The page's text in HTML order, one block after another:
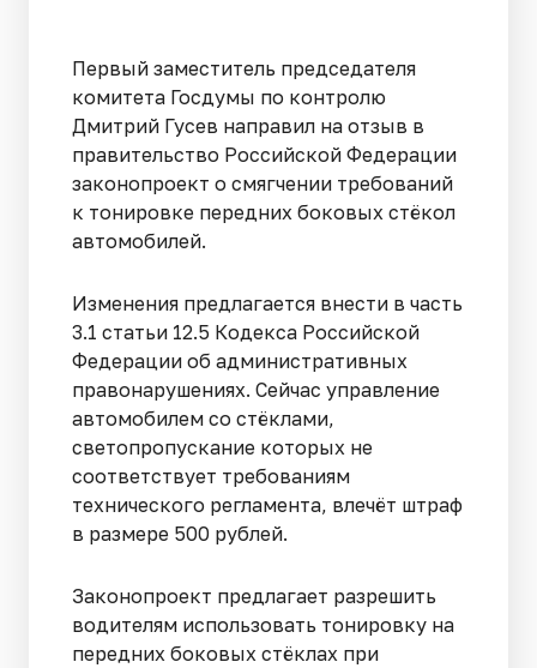
Первый заместитель председателя
комитета Госдумы по контролю
Дмитрий Гусев направил на отзыв в
правительство Российской Федерации
законопроект о смягчении требований
к тонировке передних боковых стёкол
автомобилей.
Изменения предлагается внести в часть
3.1 статьи 12.5 Кодекса Российской
Федерации об административных
правонарушениях. Сейчас управление
автомобилем со стёклами,
светопропускание которых не
соответствует требованиям
технического регламента, влечёт штраф
в размере 500 рублей.
Законопроект предлагает разрешить
водителям использовать тонировку на
передних боковых стёклах при